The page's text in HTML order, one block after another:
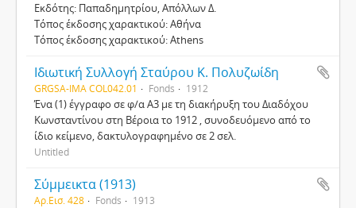
Εκδότης: Παπαδημητρίου, Απόλλων Δ.
Τόπος έκδοσης χαρακτικού: Αθήνα
Τόπος έκδοσης χαρακτικού: Athens
Ιδιωτική Συλλογή Σταύρου Κ. Πολυζωίδη
GRGSA-IMA COL042.01 Fonds 1912
Ένα (1) έγγραφο σε φ/α Α3 με τη διακήρυξη του Διαδόχου
Κωνσταντίνου στη Βέροια το 1912 , συνοδευόμενο από το
ίδιο κείμενο, δακτυλογραφημένο σε 2 σελ.
Untitled
Σύμμεικτα (1913)
Αρ.Εισ. 428 Fonds 1913